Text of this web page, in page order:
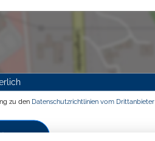
zu den Datenschutzrichtlinien vom Drittanbieter